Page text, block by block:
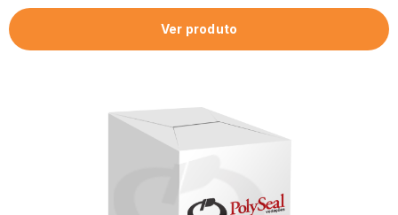
Ver produto